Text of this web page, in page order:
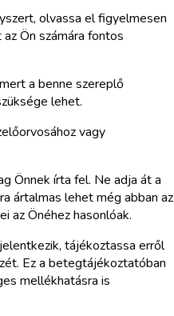
olvassa el figyelmesen
Ön számára fontos
a benne szereplő
lehet.
vagy
Önnek írta fel. Ne adja át a
ártalmas lehet még abban az
az Önéhez hasonlóak.
tájékoztassa erről
Ez a betegtájékoztatóban
mellékhatásra is